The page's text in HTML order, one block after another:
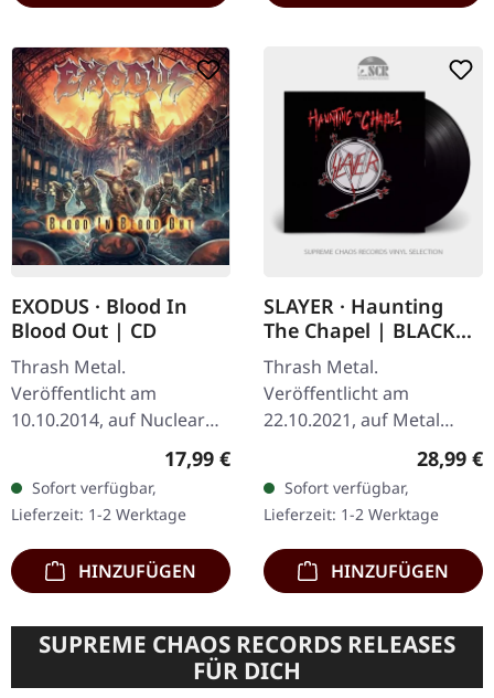
EXODUS · Blood In
Blood Out | CD
Thrash Metal.
Veröffentlicht am
10.10.2014, auf Nuclear
Blast Records. CD im
Jewelcase. Nach einer
zehnjährigen Pause
kehrten die…
Regulärer Preis:
17,99 €
Sofort verfügbar,
Lieferzeit: 1-2 Werktage
HINZUFÜGEN
SLAYER · Haunting
The Chapel | BLACK
LP
Thrash Metal.
Veröffentlicht am
22.10.2021, auf Metal
Blade Records. Schwarzes
"Haunting the Chapel"
von Slayer ist ein…
28,99 €
Sofort verfügbar,
Lieferzeit: 1-2 Werktage
HINZUFÜGEN
SUPREME CHAOS RECORDS RELEASES
FÜR DICH